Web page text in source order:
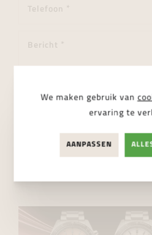
VERSTUUR
We maken gebruik van
ervaring te
AANPASSEN